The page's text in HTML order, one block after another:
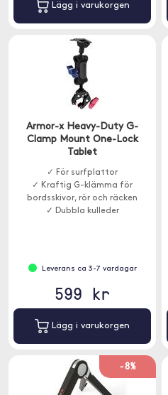
Lägg i varukorgen
Armor-x Heavy-Duty G-
Clamp Mount One-Lock
Tablet
✓ För surfplattor
✓ Kraftig G-klämma för
bordsskivor, rör och räcken
✓ Dubbla kulleder
Leverans ca 3-7 vardagar
599 kr
Lägg i varukorgen
-8%